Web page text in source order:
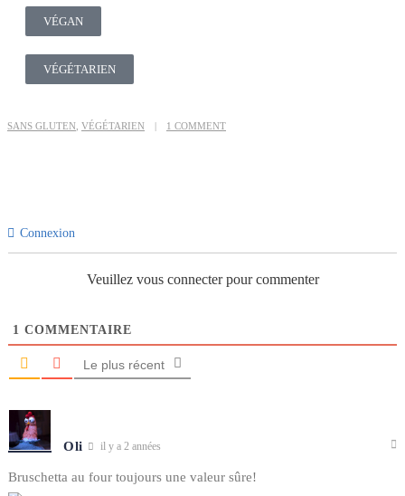
VÉGAN
VÉGÉTARIEN
SANS GLUTEN, VÉGÉTARIEN 1 COMMENT
Connexion
Veuillez vous connecter pour commenter
1 COMMENTAIRE
Le plus récent
Oli il y a 2 années
Bruschetta au four toujours une valeur sûre!